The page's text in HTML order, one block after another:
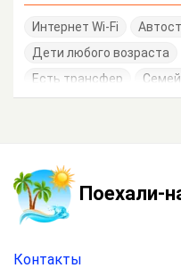
Интернет Wi-Fi
Дети любого возраста
Есть трансфер
Поехали-
Контакты